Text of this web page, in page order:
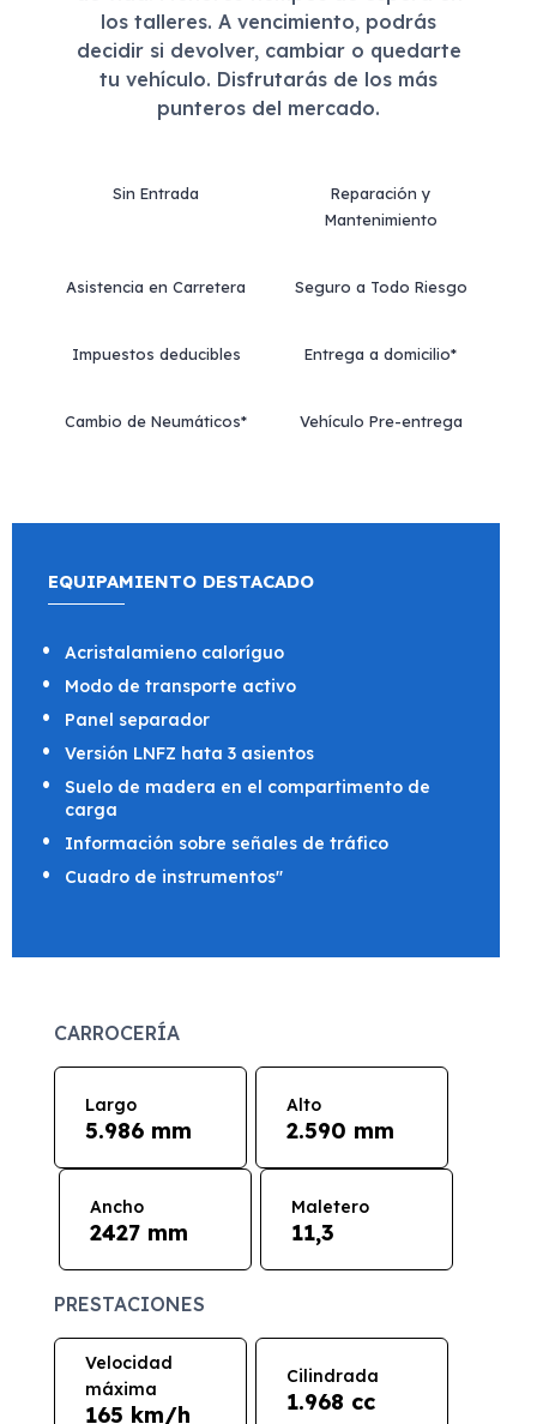
los talleres. A vencimiento, podrás
decidir si devolver, cambiar o quedarte
tu vehículo. Disfrutarás de los más
punteros del mercado.
Sin Entrada
Reparación y
Mantenimiento
Asistencia en Carretera Seguro a Todo Riesgo
Impuestos deducibles Entrega a domicilio*
Cambio de Neumáticos* Vehículo Pre-entrega
EQUIPAMIENTO DESTACADO
Acristalamieno caloríguo
Modo de transporte activo
Panel separador
Versión LNFZ hata 3 asientos
Suelo de madera en el compartimento de
carga
Información sobre señales de tráfico
Cuadro de instrumentos"
CARROCERÍA
Largo
5.986 mm
Alto
2.590 mm
Ancho
2427 mm
Maletero
11,3
PRESTACIONES
Velocidad
máxima
165 km/h
Cilindrada
1.968 cc